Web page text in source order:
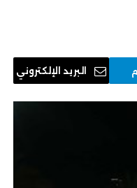
البريد الإلكتروني